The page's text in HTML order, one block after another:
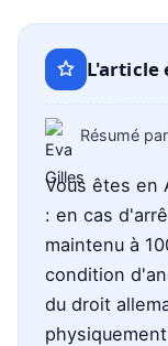
L'article
Résumé par
Vous êtes en
: en cas
maintenu à
condition
du droit